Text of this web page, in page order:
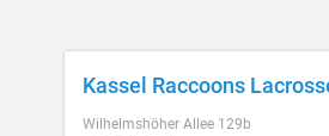
Kassel Raccoons
Wilhelmshöher Allee 129b